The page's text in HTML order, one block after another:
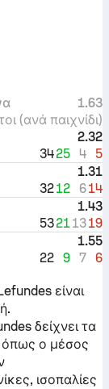
1.63
(ανά παιχνίδι)
2.32
3425 4
5
1.31
3212 614
1.43
53211319
1.55
22 9 7 6
είναι
δείχνει τα
όπως ο μέσος
ισοπαλίες